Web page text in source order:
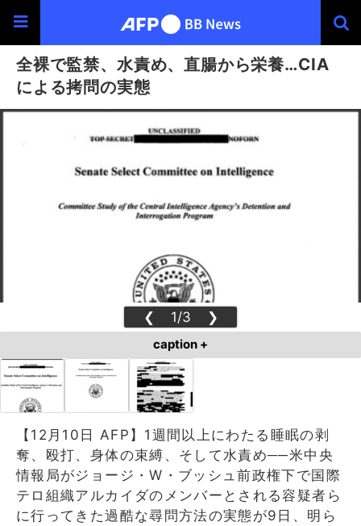
全裸で監禁、水責め、直腸から栄養…CIA
による拷問の実態
❮ 1/3 ❯
caption +
【12月10日 AFP】1週間以上にわたる睡眠の剥
奪、殴打、身体の束縛、そして水責め──米中央
情報局がジョージ・W・ブッシュ前政権下で国際
テロ組織アルカイダのメンバーとされる容疑者ら
に行ってきた過酷な尋問方法の実態が9日、明ら